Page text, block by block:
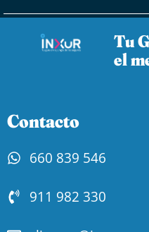
Tu
el
Contacto
660 839 546
911 982 330